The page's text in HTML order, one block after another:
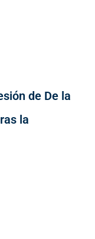
de De la
la